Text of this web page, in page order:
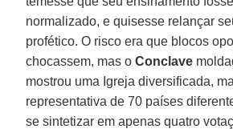
normalizado, e quisesse relançar
profético. O risco era que blocos
chocassem, mas oConclave
mostrou uma Igreja diversificada,
representativa de 70 países
se sintetizar em apenas quatro